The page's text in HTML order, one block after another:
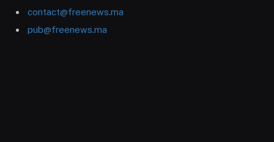
contact@freenews.ma
pub@freenews.ma